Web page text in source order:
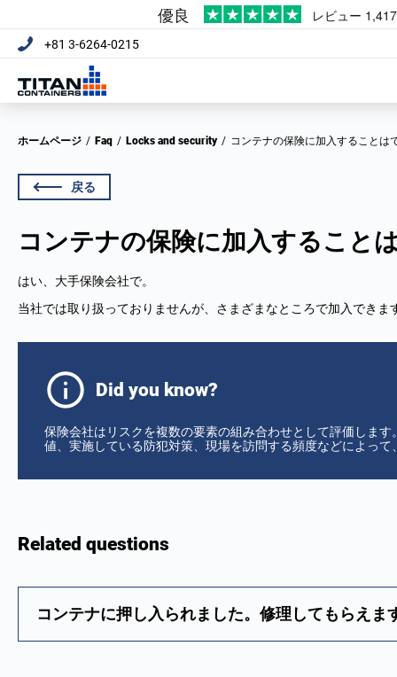
+81 3-6264-0215
ホームページ / Faq / Locks and security / コンテナの保険に加入することは
戻る
コンテナの保険に加入すること
はい、大手保険会社で。
当社では取り扱っておりませんが、さまざまなところで加入できま
Did you know?
保険会社はリスクを複数の要素の組み合わせとして評価しま
値、実施している防犯対策、現場を訪問する頻度などによっ
Related questions
コンテナに押し入られました。修理してもらえま